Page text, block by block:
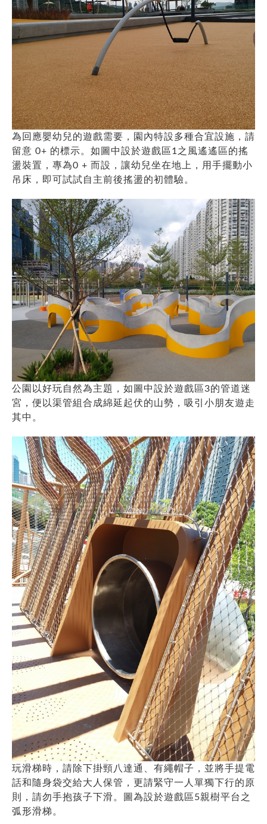
為回應嬰幼兒的遊戲需要，園內特設多種合宜設施，請
留意 0+ 的標示。如圖中設於遊戲區1之風遙遙區的搖
盪裝置，專為0 + 而設，讓幼兒坐在地上，用手擺動小
吊床，即可試試自主前後搖盪的初體驗。
公園以好玩自然為主題，如圖中設於遊戲區3的管道迷
宮，便以渠管組合成綿延起伏的山勢，吸引小朋友遊走
其中。
玩滑梯時，請除下掛頸八達通、有繩帽子，並將手提電
話和隨身袋交給大人保管，更請緊守一人單獨下行的原
則，請勿手抱孩子下滑。圖為設於遊戲區5親樹平台之
弧形滑梯。